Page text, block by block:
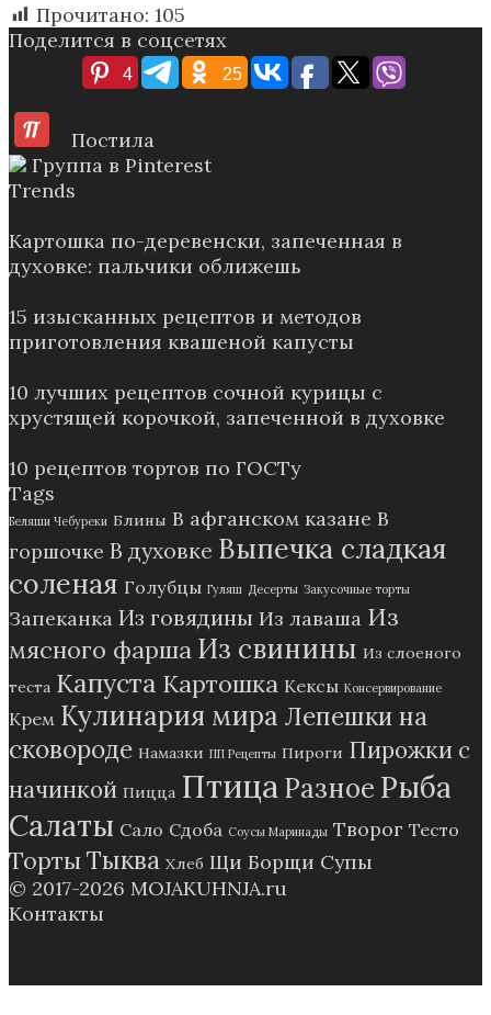
Прочитано: 105
Поделится в соцсетях
4 25
Постила
Группа в Pinterest
Trends
Картошка по-деревенски, запеченная в
духовке: пальчики оближешь
15 изысканных рецептов и методов
приготовления квашеной капусты
10 лучших рецептов сочной курицы с
хрустящей корочкой, запеченной в духовке
10 рецептов тортов по ГОСТу
Tags
Беляши Чебуреки Блины В афганском казане В
горшочке В духовке Выпечка сладкая
соленая Голубцы Гуляш Десерты Закусочные торты
Запеканка Из говядины Из лаваша Из
мясного фарша Из свинины Из слоеного
теста Капуста Картошка Кексы Консервирование
Крем Кулинария мира Лепешки на
сковороде Намазки ПП Рецепты Пироги Пирожки с
начинкой Пицца ПтицаРазное Рыба
Салаты Сало Сдоба Соусы Маринады Творог Тесто
ТортыТыква Хлеб Щи Борщи Супы
© 2017-2026 MOJAKUHNJA.ru
Контакты